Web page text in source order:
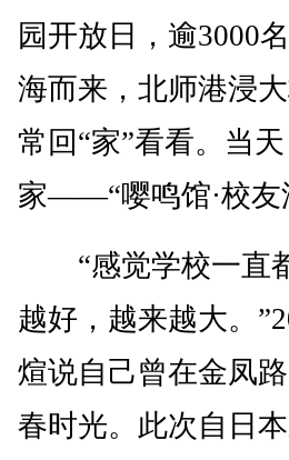
园开放日，逾3000
海而来，北师港浸
常回“家”看看。当
家——“嘤鸣馆·校友
“感觉学校一直
越好，越来越大。
煊说自己曾在金凤
春时光。此次自日